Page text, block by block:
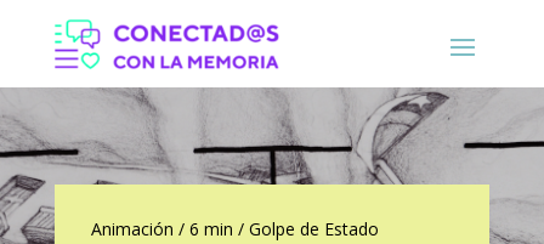
Animación / 6 min / Golpe de Estado